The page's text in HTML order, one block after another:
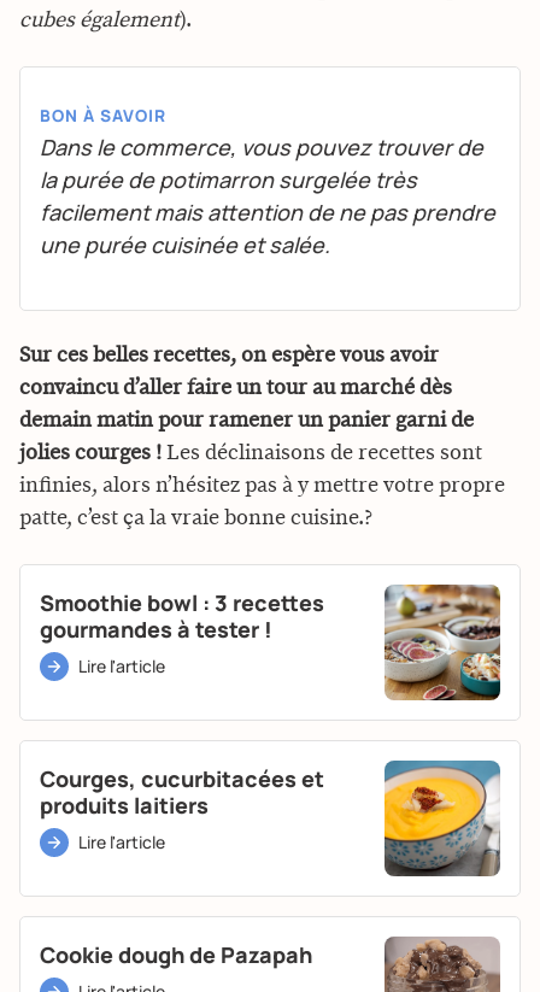
cubes également).
BON À SAVOIR
Dans le commerce, vous pouvez trouver de
la purée de potimarron surgelée très
facilement mais attention de ne pas prendre
une purée cuisinée et salée.
Sur ces belles recettes, on espère vous avoir
convaincu d’aller faire un tour au marché dès
demain matin pour ramener un panier garni de
jolies courges ! Les déclinaisons de recettes sont
infinies, alors n’hésitez pas à y mettre votre propre
patte, c’est ça la vraie bonne cuisine.?
Smoothie bowl : 3 recettes
gourmandes à tester !
Lire l'article
Courges, cucurbitacées et
produits laitiers
Lire l'article
Cookie dough de Pazapah